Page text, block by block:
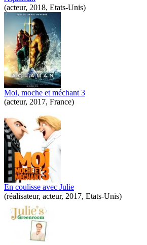
(acteur, 2018, Etats-Unis)
Moi, moche et méchant 3
(acteur, 2017, France)
En coulisse avec Julie
(réalisateur, acteur, 2017, Etats-Unis)